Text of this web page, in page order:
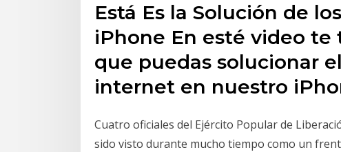
Está Es la Solución de
iPhone En esté video te
que puedas solucionar
internet en nuestro
Cuatro oficiales del Ejército Popular de
sido visto durante mucho tiempo como un